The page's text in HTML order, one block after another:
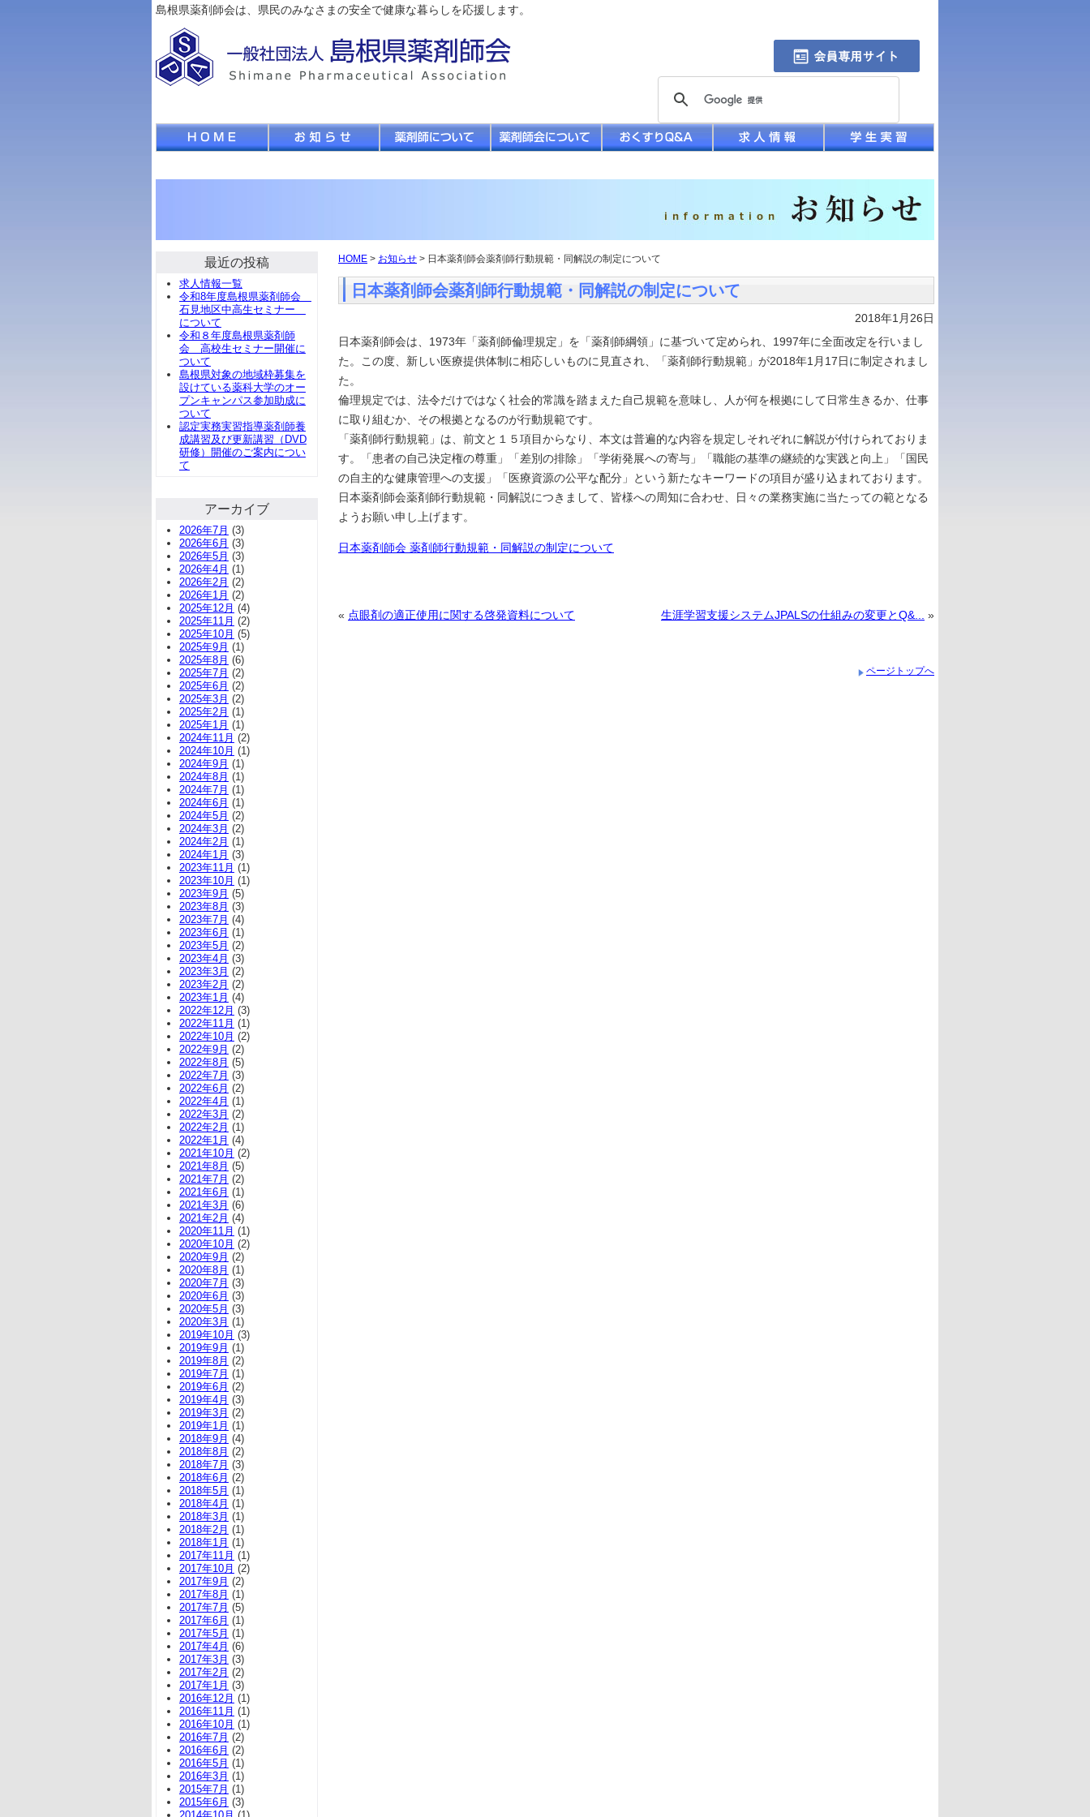
島根県薬剤師会は、県民のみなさまの安全で健康な暮らしを応援します。
HOME > お知らせ > 日本薬剤師会薬剤師行動規範・同解説の制定について
日本薬剤師会薬剤師行動規範・同解説の制定について
2018年1月26日
日本薬剤師会は、1973年「薬剤師倫理規定」を「薬剤師綱領」に基づいて定められ、1997年に全面改定を行いまし
た。この度、新しい医療提供体制に相応しいものに見直され、「薬剤師行動規範」が2018年1月17日に制定されまし
た。
倫理規定では、法令だけではなく社会的常識を踏まえた自己規範を意味し、人が何を根拠にして日常生きるか、仕事
に取り組むか、その根拠となるのが行動規範です。
「薬剤師行動規範」は、前文と１５項目からなり、本文は普遍的な内容を規定しそれぞれに解説が付けられておりま
す。「患者の自己決定権の尊重」「差別の排除」「学術発展への寄与」「職能の基準の継続的な実践と向上」「国民
の自主的な健康管理への支援」「医療資源の公平な配分」という新たなキーワードの項目が盛り込まれております。
日本薬剤師会薬剤師行動規範・同解説につきまして、皆様への周知に合わせ、日々の業務実施に当たっての範となる
ようお願い申し上げます。
日本薬剤師会 薬剤師行動規範・同解説の制定について
« 点眼剤の適正使用に関する啓発資料について 生涯学習支援システムJPALSの仕組みの変更とQ&... »
ページトップへ
最近の投稿
求人情報一覧
令和8年度島根県薬剤師会
石見地区中高生セミナー
について
令和８年度島根県薬剤師
会 高校生セミナー開催に
ついて
島根県対象の地域枠募集を
設けている薬科大学のオー
プンキャンパス参加助成に
ついて
認定実務実習指導薬剤師養
成講習及び更新講習（DVD
研修）開催のご案内につい
て
アーカイブ
2026年7月 (3)
2026年6月 (3)
2026年5月 (3)
2026年4月 (1)
2026年2月 (2)
2026年1月 (2)
2025年12月 (4)
2025年11月 (2)
2025年10月 (5)
2025年9月 (1)
2025年8月 (6)
2025年7月 (2)
2025年6月 (2)
2025年3月 (2)
2025年2月 (1)
2025年1月 (1)
2024年11月 (2)
2024年10月 (1)
2024年9月 (1)
2024年8月 (1)
2024年7月 (1)
2024年6月 (1)
2024年5月 (2)
2024年3月 (2)
2024年2月 (1)
2024年1月 (3)
2023年11月 (1)
2023年10月 (1)
2023年9月 (5)
2023年8月 (3)
2023年7月 (4)
2023年6月 (1)
2023年5月 (2)
2023年4月 (3)
2023年3月 (2)
2023年2月 (2)
2023年1月 (4)
2022年12月 (3)
2022年11月 (1)
2022年10月 (2)
2022年9月 (2)
2022年8月 (5)
2022年7月 (3)
2022年6月 (2)
2022年4月 (1)
2022年3月 (2)
2022年2月 (1)
2022年1月 (4)
2021年10月 (2)
2021年8月 (5)
2021年7月 (2)
2021年6月 (1)
2021年3月 (6)
2021年2月 (4)
2020年11月 (1)
2020年10月 (2)
2020年9月 (2)
2020年8月 (1)
2020年7月 (3)
2020年6月 (3)
2020年5月 (3)
2020年3月 (1)
2019年10月 (3)
2019年9月 (1)
2019年8月 (2)
2019年7月 (1)
2019年6月 (2)
2019年4月 (3)
2019年3月 (2)
2019年1月 (1)
2018年9月 (4)
2018年8月 (2)
2018年7月 (3)
2018年6月 (2)
2018年5月 (1)
2018年4月 (1)
2018年3月 (1)
2018年2月 (1)
2018年1月 (1)
2017年11月 (1)
2017年10月 (2)
2017年9月 (2)
2017年8月 (1)
2017年7月 (5)
2017年6月 (1)
2017年5月 (1)
2017年4月 (6)
2017年3月 (3)
2017年2月 (2)
2017年1月 (3)
2016年12月 (1)
2016年11月 (1)
2016年10月 (1)
2016年7月 (2)
2016年6月 (2)
2016年5月 (1)
2016年3月 (1)
2015年7月 (1)
2015年6月 (3)